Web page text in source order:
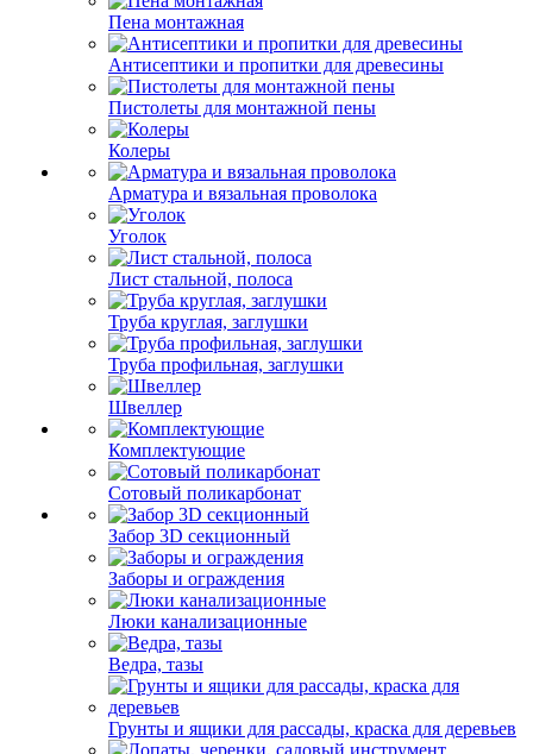
Пена монтажная
Антисептики и пропитки для древесины
Пистолеты для монтажной пены
Колеры
Арматура и вязальная проволока
Уголок
Лист стальной, полоса
Труба круглая, заглушки
Труба профильная, заглушки
Швеллер
Комплектующие
Сотовый поликарбонат
Забор 3D секционный
Заборы и ограждения
Люки канализационные
Ведра, тазы
Грунты и ящики для рассады, краска для деревьев